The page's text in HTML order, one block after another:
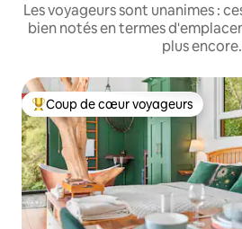
Les voyageurs sont unanimes :
bien notés en termes
plus encore.
Coups de cœur voyageurs les plus
Coup de cœur voyageurs